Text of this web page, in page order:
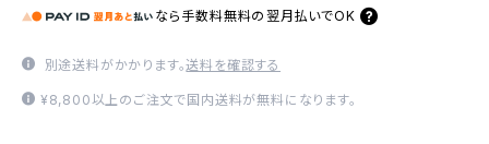
なら 手数料無料の 翌月払いでOK
別途送料がかかります。送料を確認する
¥8,800以上のご注文で国内送料が無料になります。